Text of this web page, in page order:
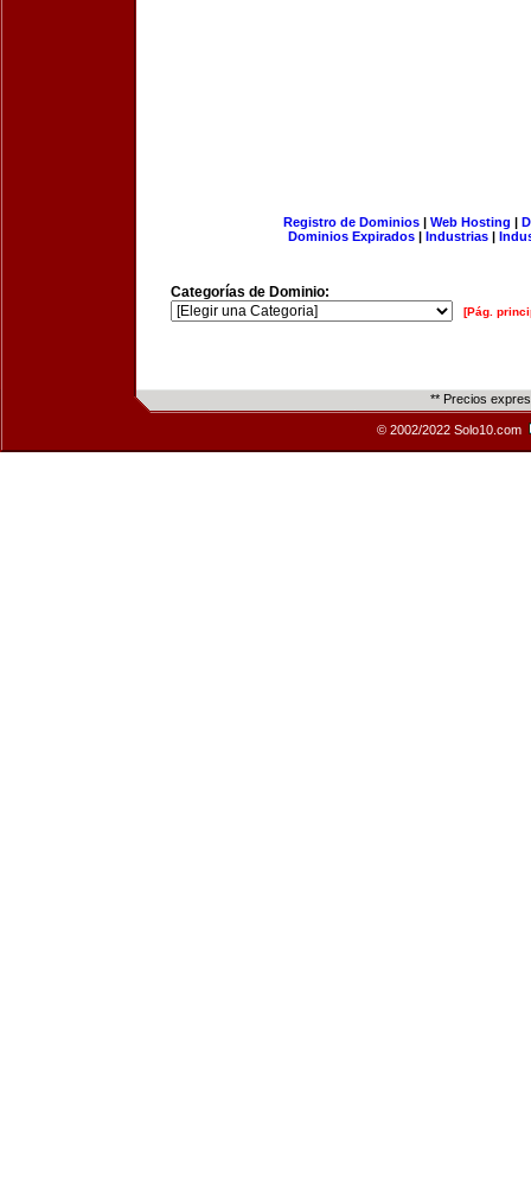
Registro de Dominios| Web Hosting |
Dominios Expirados | Industrias |
Categorías de Dominio:
[Pág.
** Precios
© 2002/2022 Solo10.com